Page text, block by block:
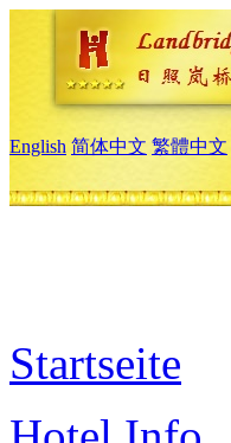
English 简体中文 繁體中文
Startseite